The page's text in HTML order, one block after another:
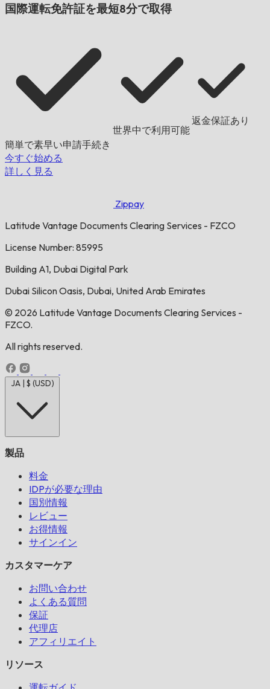
国際運転免許証を最短8分で取得
簡単で素早い申請手続き
世界中で利用可能
返金保証あり
今すぐ始める
詳しく見る
Zippay
Latitude Vantage Documents Clearing Services - FZCO
License Number: 85995
Building A1, Dubai Digital Park
Dubai Silicon Oasis, Dubai, United Arab Emirates
© 2026 Latitude Vantage Documents Clearing Services -
FZCO.
All rights reserved.
JA | $ (USD)
製品
料金
IDPが必要な理由
国別情報
レビュー
お得情報
サインイン
カスタマーケア
お問い合わせ
よくある質問
保証
代理店
アフィリエイト
リソース